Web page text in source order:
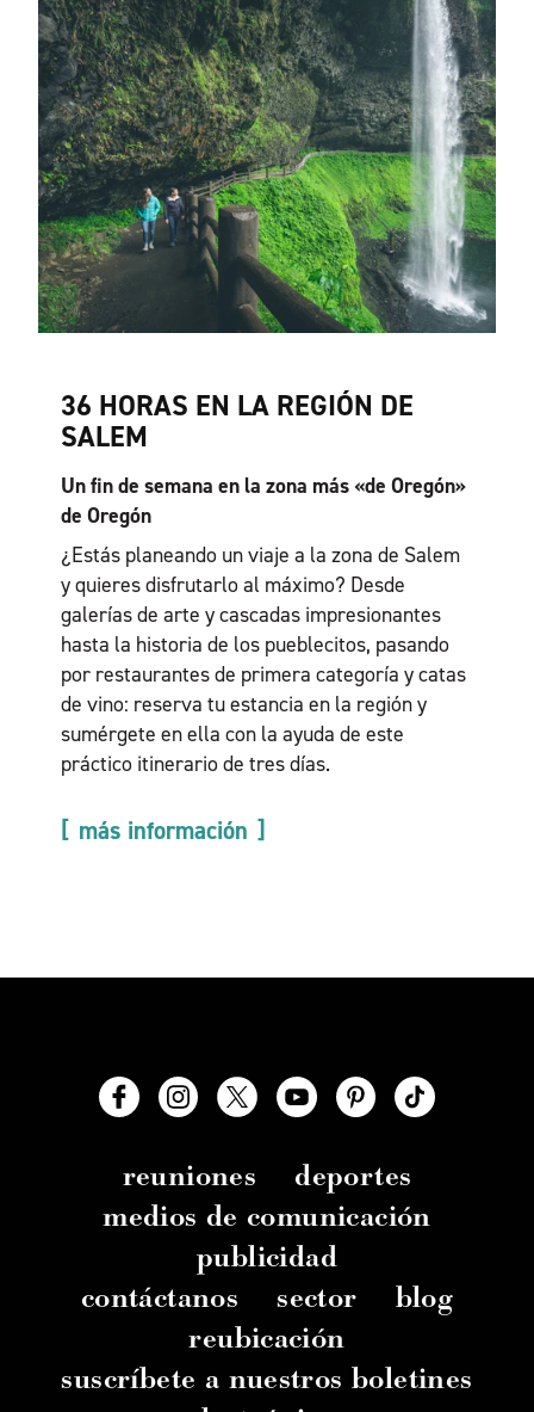
36 HORAS EN LA REGIÓN DE
SALEM
Un fin de semana en la zona más «de Oregón»
de Oregón
¿Estás planeando un viaje a la zona de Salem
y quieres disfrutarlo al máximo? Desde
galerías de arte y cascadas impresionantes
hasta la historia de los pueblecitos, pasando
por restaurantes de primera categoría y catas
de vino: reserva tu estancia en la región y
sumérgete en ella con la ayuda de este
práctico itinerario de tres días.
más información
reuniones
deportes
medios de comunicación
publicidad
contáctanos
sector
blog
reubicación
suscríbete a nuestros boletines